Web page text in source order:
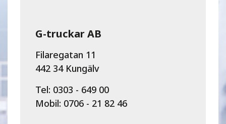
G-truckar AB
Filaregatan 11
442 34 Kungälv
Tel: 0303 - 649 00
Mobil: 0706 - 21 82 46